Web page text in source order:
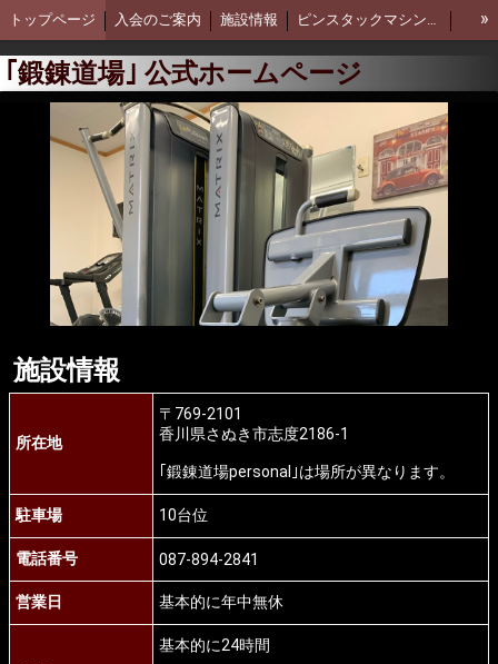
トップページ 入会のご案内 施設情報 ピンスタックマシン＆有酸素スペース
フリーウェイトレスペース 多目的マットスペース 鍛錬道場 personal
スポーツミット セルフデフェンス(護身術) スポーツに筋トレを取り入れる理由
»
｢鍛錬道場｣ 公式ホームページ
施設情報
所在地
〒769-2101
香川県さぬき市志度2186-1
｢鍛錬道場personal｣は場所が異なります。
駐車場 10台位
電話番号 087-894-2841
営業日 基本的に年中無休
基本的に24時間